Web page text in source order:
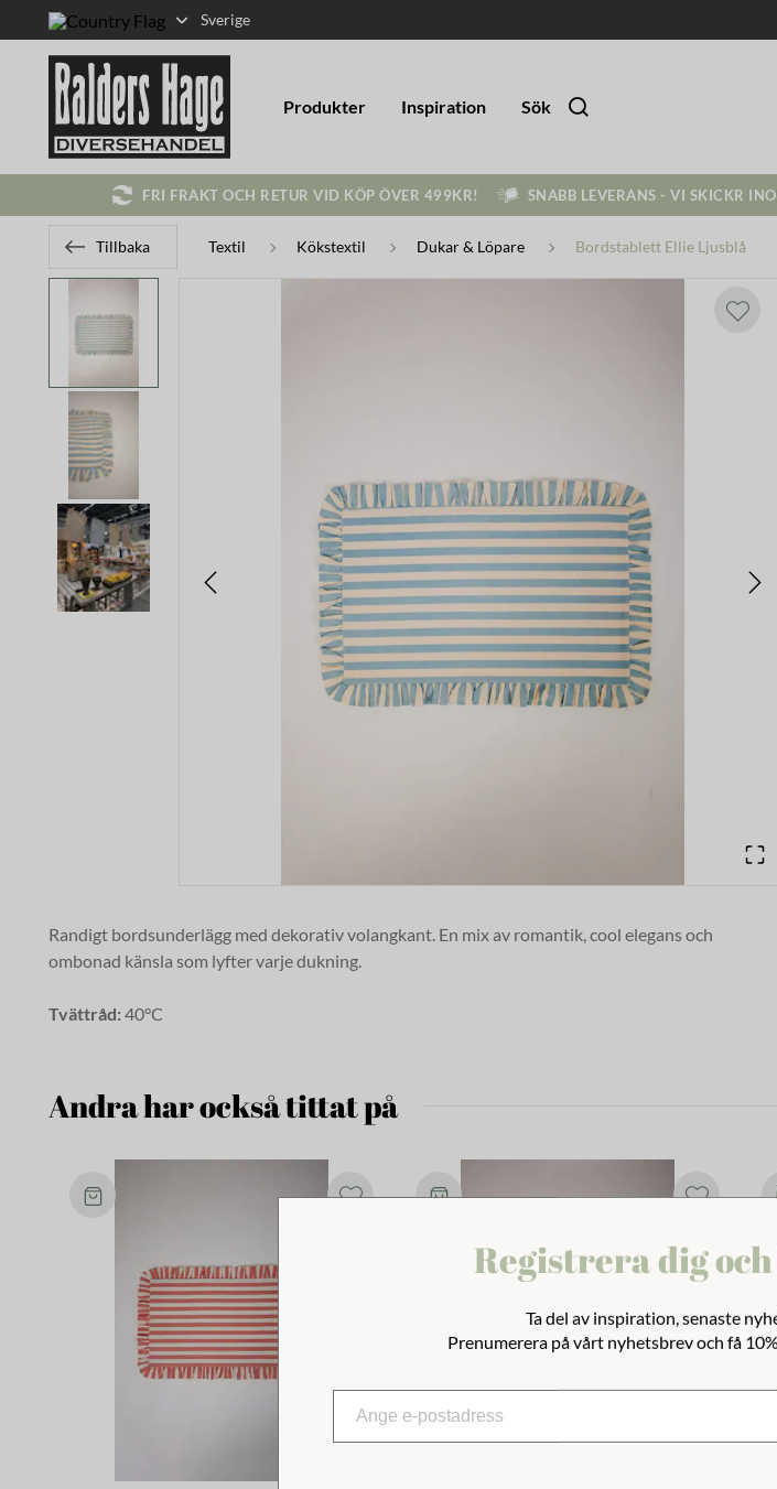
Sverige
Produkter Inspiration Sök
FRI FRAKT OCH RETUR VID KÖP ÖVER 499KR! SNABB LEVERANS - VI SKICKR
Tillbaka Textil Kökstextil Dukar & Löpare Bordstablett Ellie Ljusblå
Randigt bordsunderlägg med dekorativ volangkant. En mix av romantik, cool elegans och
ombonad känsla som lyfter varje dukning.
Tvättråd: 40°C
Andra har också tittat på
Registrera dig
Ta del av inspiration, senaste
Prenumerera på vårt nyhetsbrev och få